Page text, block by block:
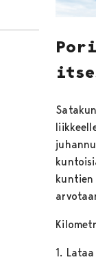
kuntien
1.